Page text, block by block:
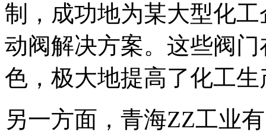
制，成功地为某大型化
动阀解决方案。这些阀
色，极大地提高了化工
另一方面，青海ZZ工业